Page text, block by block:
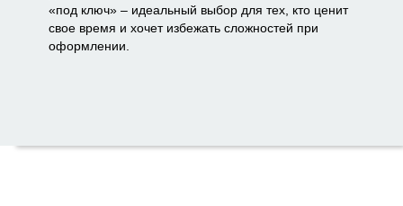
«под ключ» – идеальный выбор для тех, кто ценит
свое время и хочет избежать сложностей при
оформлении.